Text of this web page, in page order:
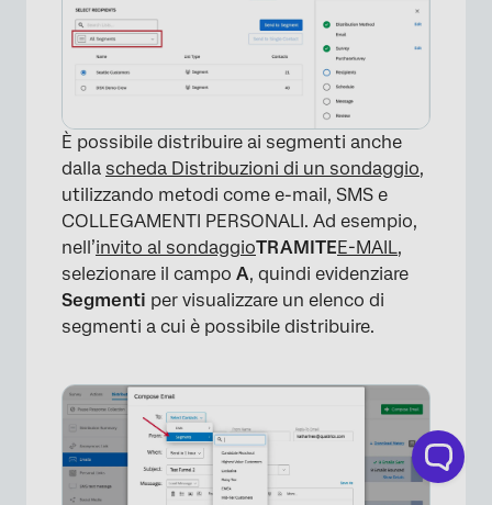
È possibile distribuire ai segmenti anche
dalla scheda Distribuzioni di un sondaggio,
utilizzando metodi come e-mail, SMS e
COLLEGAMENTI PERSONALI. Ad esempio,
nell’invito al sondaggioTRAMITEE-MAIL,
selezionare il campo A, quindi evidenziare
Segmenti per visualizzare un elenco di
segmenti a cui è possibile distribuire.